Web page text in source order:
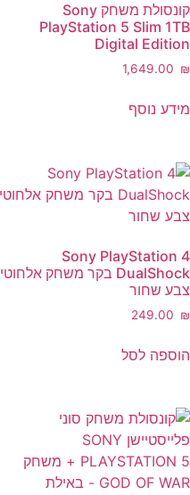
קונסולת משחק Sony
PlayStation 5 Slim 1TB
Digital Edition
‎1,649.00 ₪
מידע נוסף
Sony PlayStation 4
DualShock בקר משחק אלחוטי
צבע שחור
‎249.00 ₪
הוספה לסל